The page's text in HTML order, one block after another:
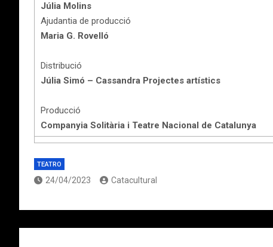
Júlia Molins
Ajudantia de producció
Maria G. Rovelló
Distribució
Júlia Simó – Cassandra Projectes artístics
Producció
Companyia Solitària i Teatre Nacional de Catalunya
TEATRO
24/04/2023 Catacultural